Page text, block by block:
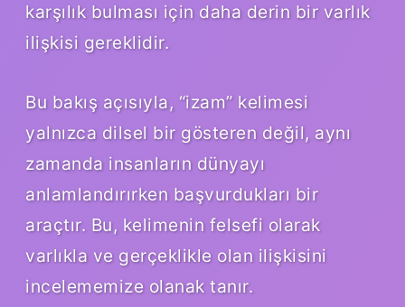
karşılık bulması için daha derin bir varlık
ilişkisi gereklidir.
Bu bakış açısıyla, “izam” kelimesi
yalnızca dilsel bir gösteren değil, aynı
zamanda insanların dünyayı
anlamlandırırken başvurdukları bir
araçtır. Bu, kelimenin felsefi olarak
varlıkla ve gerçeklikle olan ilişkisini
incelememize olanak tanır.